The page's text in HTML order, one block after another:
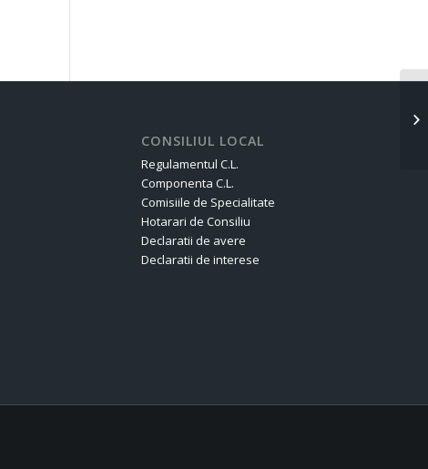
CONSILIUL LOCAL
Regulamentul C.L.
Componenta C.L.
Comisiile de Specialitate
Hotarari de Consiliu
Declaratii de avere
Declaratii de interese